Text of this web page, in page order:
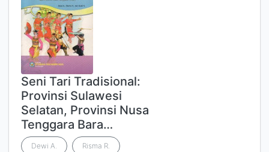
Seni Tari Tradisional:
Provinsi Sulawesi
Selatan, Provinsi Nusa
Tenggara Bara…
Dewi A. Risma R.